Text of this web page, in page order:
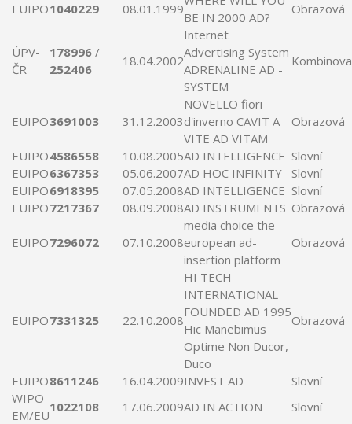
EUIPO1040229 08.01.1999
BE IN 2000 AD?
Obrazová
ÚPV-
ČR
178996 /
252406
18.04.2002
Internet
Advertising System
ADRENALINE AD -
SYSTEM
EUIPO3691003 31.12.2003
NOVELLO fiori
d'inverno CAVIT A
VITE AD VITAM
Obrazová
EUIPO4586558 10.08.2005AD INTELLIGENCE Slovní
EUIPO6367353 05.06.2007AD HOC INFINITY
Slovní
EUIPO6918395 07.05.2008AD INTELLIGENCE Slovní
EUIPO7217367 08.09.2008AD INSTRUMENTS Obrazová
EUIPO7296072 07.10.2008
media choice the
european ad-
insertion platform
Obrazová
EUIPO7331325 22.10.2008
HI TECH
INTERNATIONAL
FOUNDED AD 1995
Hic Manebimus
Optime Non Ducor,
Duco
Obrazová
EUIPO8611246 16.04.2009INVEST AD
Slovní
WIPO
EM/EU
1022108 17.06.2009AD IN ACTION
Slovní